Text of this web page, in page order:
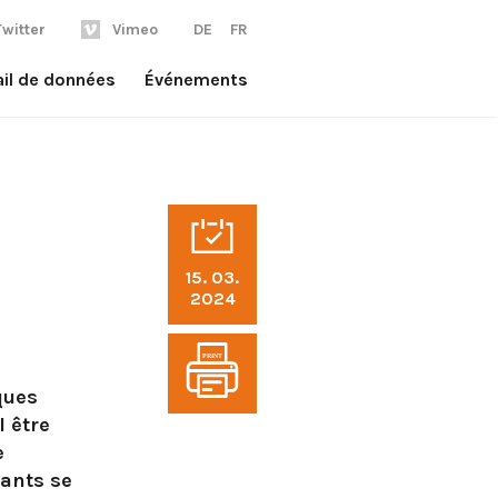
Vimeo DE FR
de données Événements
15. 03.
2024
PRINT
être
se